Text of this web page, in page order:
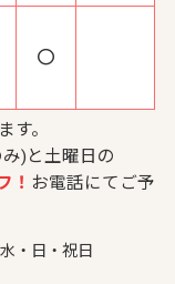
す。
)と土曜日の
！ お電話にてご予
・日・祝日